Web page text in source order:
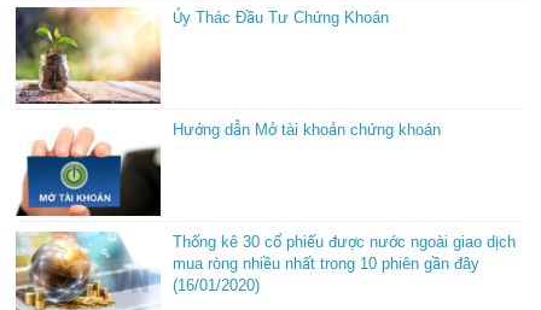
Ủy Thác Đầu Tư Chứng Khoán
Hướng dẫn Mở tài khoản chứng khoán
Thống kê 30 cổ phiếu được nước ngoài giao dịch
mua ròng nhiều nhất trong 10 phiên gần đây
(16/01/2020)